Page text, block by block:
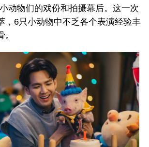
动物们的戏份和拍摄幕后。这一次
，6只小动物中不乏各个表演经验丰